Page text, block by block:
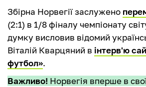
Збірна Норвегії заслужено
(2:1) в 1/8 фіналу чемпіонату
думку висловив відомий
Віталій Кварцяний в інтерв'ю
футбол».
Важливо! Норвегія вперше в